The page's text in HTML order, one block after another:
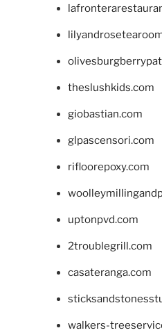
theslushkids.com
giobastian.com
glpascensori.com
rifloorepoxy.com
uptonpvd.com
2troublegrill.com
casateranga.com
walkers-